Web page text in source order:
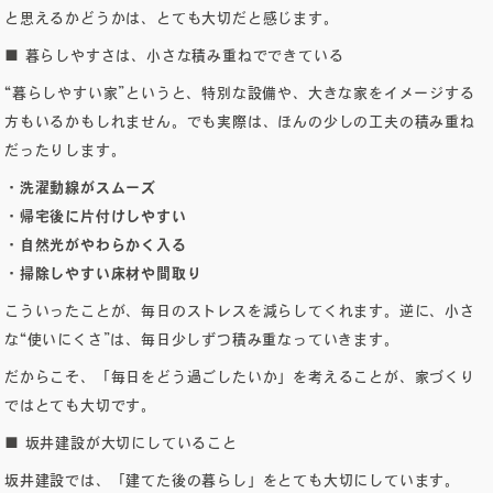
と思えるかどうかは、とても大切だと感じます。
■ 暮らしやすさは、小さな積み重ねでできている
“暮らしやすい家”というと、特別な設備や、大きな家をイメージする
方もいるかもしれません。でも実際は、ほんの少しの工夫の積み重ね
だったりします。
・洗濯動線がスムーズ
・帰宅後に片付けしやすい
・自然光がやわらかく入る
・掃除しやすい床材や間取り
こういったことが、毎日のストレスを減らしてくれます。逆に、小さ
な“使いにくさ”は、毎日少しずつ積み重なっていきます。
だからこそ、「毎日をどう過ごしたいか」を考えることが、家づくり
ではとても大切です。
■ 坂井建設が大切にしていること
坂井建設では、「建てた後の暮らし」をとても大切にしています。